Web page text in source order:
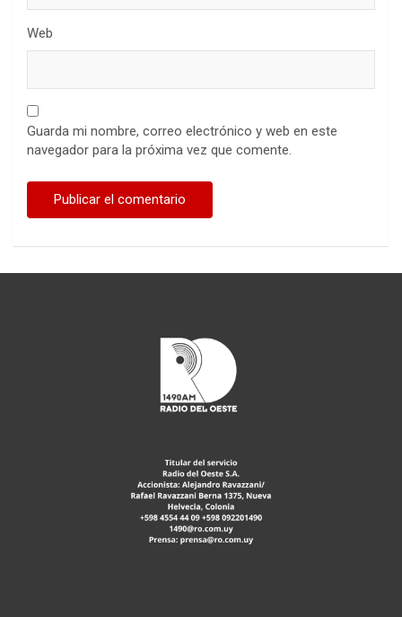
Web
Guarda mi nombre, correo electrónico y web en este
navegador para la próxima vez que comente.